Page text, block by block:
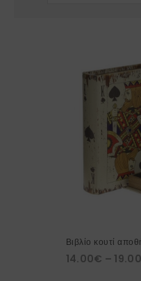
Βιβλίο κουτί
14.00€ – 19.00